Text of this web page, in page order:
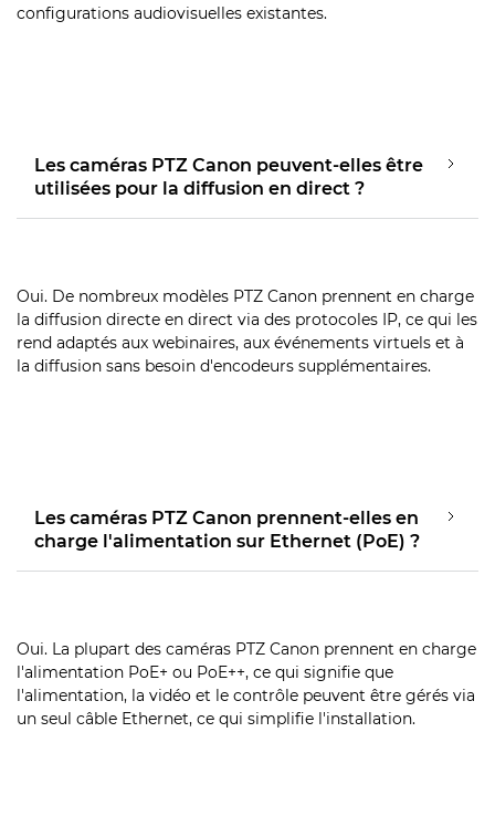
configurations audiovisuelles existantes.
Les caméras PTZ Canon peuvent-elles être
utilisées pour la diffusion en direct ?
Oui. De nombreux modèles PTZ Canon prennent en charge
la diffusion directe en direct via des protocoles IP, ce qui les
rend adaptés aux webinaires, aux événements virtuels et à
la diffusion sans besoin d'encodeurs supplémentaires.
Les caméras PTZ Canon prennent-elles en
charge l'alimentation sur Ethernet (PoE) ?
Oui. La plupart des caméras PTZ Canon prennent en charge
l'alimentation PoE+ ou PoE++, ce qui signifie que
l'alimentation, la vidéo et le contrôle peuvent être gérés via
un seul câble Ethernet, ce qui simplifie l'installation.